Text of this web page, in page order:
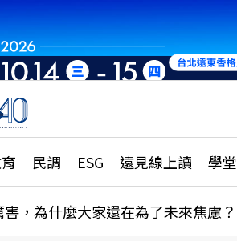
民調 ESG 遠見線上讀 學堂
學、職涯攻略
施政調查全解析
更多訂閱方案
，為什麼大家還在為了未來焦慮？